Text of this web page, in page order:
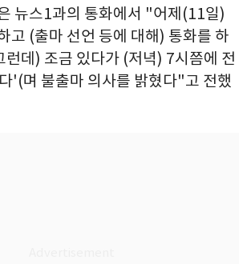
뉴스1과의 통화에서 "어제(11일)
고 (출마 선언 등에 대해) 통화를 하
런데) 조금 있다가 (저녁) 7시쯤에 전
'(며 불출마 의사를 밝혔다"고 전했